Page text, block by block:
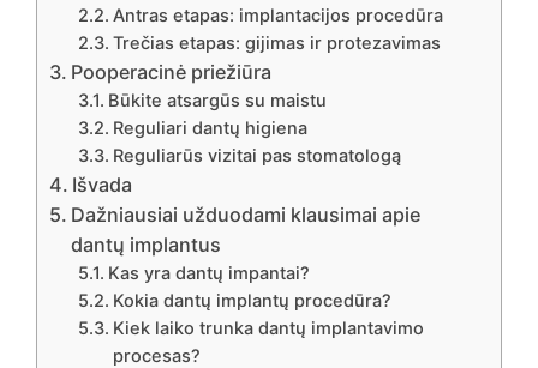
Antras etapas: implantacijos procedūra
Trečias etapas: gijimas ir protezavimas
Pooperacinė priežiūra
Būkite atsargūs su maistu
Reguliari dantų higiena
Reguliarūs vizitai pas stomatologą
Išvada
Dažniausiai užduodami klausimai apie
dantų implantus
Kas yra dantų impantai?
Kokia dantų implantų procedūra?
Kiek laiko trunka dantų implantavimo
procesas?